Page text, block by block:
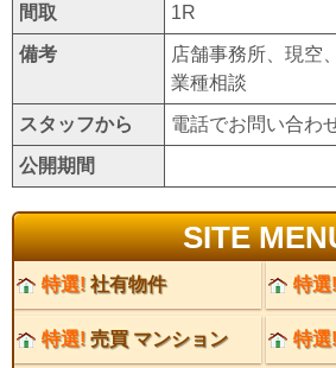
間取 1R
備考
店舗事務所、現空
業種相談
スタッフから 電話でお問い合わ
公開期間
SITE
特選! 社有物件 特選!
特選! 売買 マンション 特選!